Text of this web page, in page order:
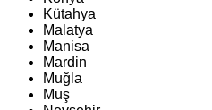
Kütahya
Malatya
Manisa
Mardin
Muğla
Muş